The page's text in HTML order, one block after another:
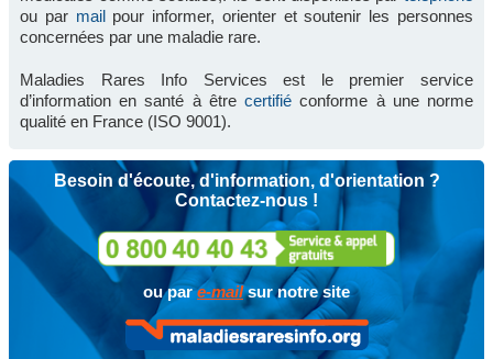
ou par mailpour informer, orienter et soutenir les personnes
concernées par une maladie rare.
Maladies Rares Info Services est le premier service
d’information en santé à êtrecertifié conforme à une norme
qualité en France (ISO 9001).
Besoin d'écoute, d'information, d'orientation ?
Contactez-nous !
ou pare-mailsur notre site